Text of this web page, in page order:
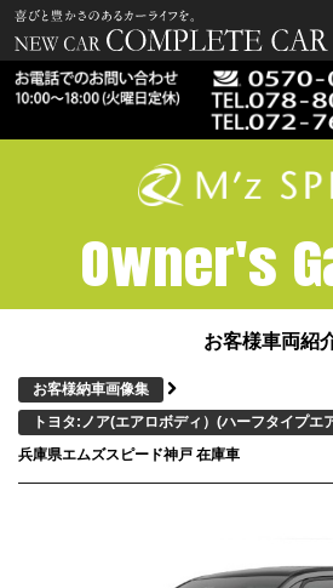
Owner's
お客様車両紹
お客様納車画像集
トヨタ:ノア(エアロボディ） (ハーフタイプエ
兵庫県エムズスピード神戸 在庫車